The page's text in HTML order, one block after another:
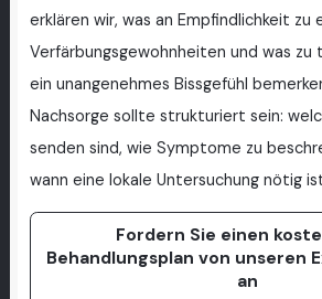
erklären wir, was an Empfindlichkeit zu
Verfärbungsgewohnheiten und was zu
ein unangenehmes Bissgefühl
Nachsorge sollte strukturiert sein:
senden sind, wie Symptome zu
wann eine lokale Untersuchung nötig
Fordern Sie einen
Behandlungsplan von unseren
an